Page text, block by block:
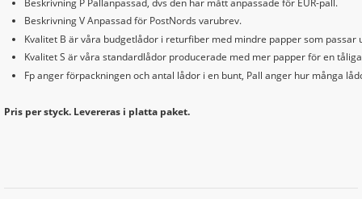
Beskrivning V Anpassad för PostNords varubrev.
Kvalitet B är våra budgetlådor i returfiber med mindre papper som
Kvalitet S är våra standardlådor producerade med mer papper för en
Fp anger förpackningen och antal lådor i en bunt, Pall anger hur många
Pris per styck. Levereras i platta paket.